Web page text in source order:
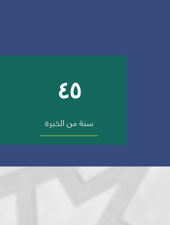
أرقام وإنجازات
٤٥
سنة من الخبرة